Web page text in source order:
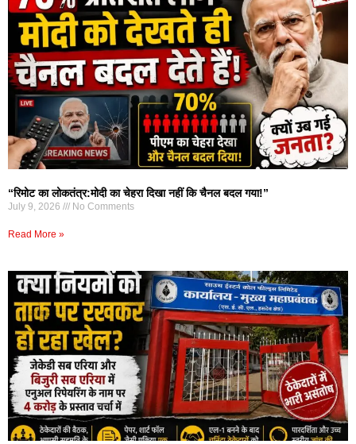
“रिमोट का लोकतंत्र:मोदी का चेहरा दिखा नहीं कि चैनल बदल गया!”
July 9, 2026 No Comments
Read More »